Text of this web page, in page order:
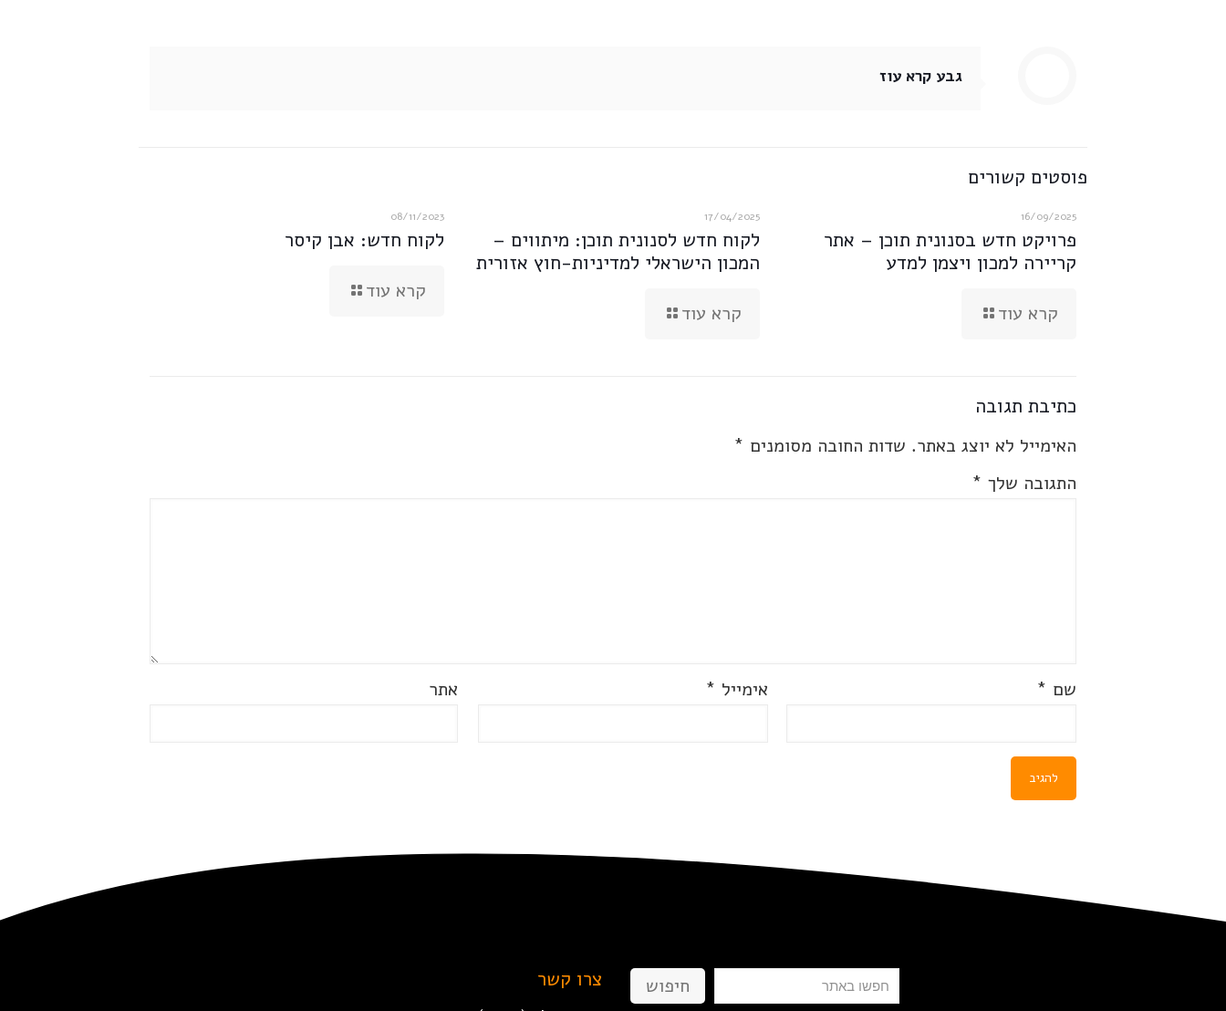
גבע קרא עוז
פוסטים קשורים
16/09/2025
פרויקט חדש בסנונית תוכן – אתר
קריירה למכון ויצמן למדע
קרא עוד
17/04/2025
לקוח חדש לסנונית תוכן: מיתווים –
המכון הישראלי למדיניות-חוץ אזורית
קרא עוד
08/11/2023
לקוח חדש: אבן קיסר
קרא עוד
כתיבת תגובה
האימייל לא יוצג באתר. שדות החובה מסומנים *
התגובה שלך *
שם * אימייל * אתר
חיפוש חיפוש צרו קשר